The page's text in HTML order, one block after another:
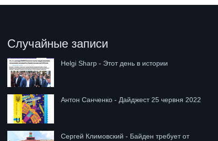
Случайные записи
Helgi Sharp - Этот день в истории
Антон Санченко - Дайджест 25 червня 2022
Сергей Климовский - Байден требует от